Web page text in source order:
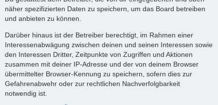
näher spezifizierten Daten zu speichern, um das Board betreiben
und anbieten zu können.
Darüber hinaus ist der Betreiber berechtigt, im Rahmen einer
Interessenabwägung zwischen deinen und seinen Interessen sowie
den Interessen Dritter, Zeitpunkte von Zugriffen und Aktionen
zusammen mit deiner IP-Adresse und der von deinem Browser
übermittelter Browser-Kennung zu speichern, sofern dies zur
Gefahrenabwehr oder zur rechtlichen Nachverfolgbarkeit
notwendig ist.